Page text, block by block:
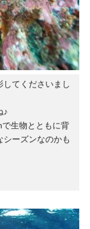
てくださいまし
♪
生物とともに背
ーズンなのかも